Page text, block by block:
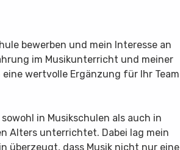
bewerben und mein Interesse an
im Musikunterricht und meiner
wertvolle Ergänzung für Ihr Team
in Musikschulen als auch in
Alters unterrichtet. Dabei lag mein
überzeugt, dass Musik nicht nur eine